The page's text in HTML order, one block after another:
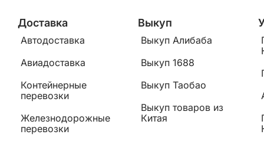
Доставка
Автодоставка
Авиадоставка
Контейнерные
перевозки
Железнодорожные
перевозки
Выкуп
Выкуп Алибаба
Выкуп 1688
Выкуп Таобао
Выкуп товаров из
Китая